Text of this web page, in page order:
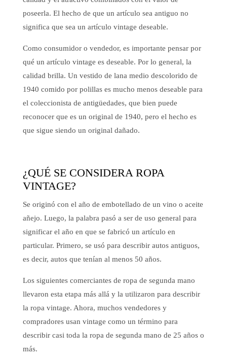
poseerla. El hecho de que un artículo sea antiguo no
significa que sea un artículo vintage deseable.
Como consumidor o vendedor, es importante pensar por
qué un artículo vintage es deseable. Por lo general, la
calidad brilla. Un vestido de lana medio descolorido de
1940 comido por polillas es mucho menos deseable para
el coleccionista de antigüedades, que bien puede
reconocer que es un original de 1940, pero el hecho es
que sigue siendo un original dañado.
¿QUÉ SE CONSIDERA ROPA
VINTAGE?
Se originó con el año de embotellado de un vino o aceite
añejo. Luego, la palabra pasó a ser de uso general para
significar el año en que se fabricó un artículo en
particular. Primero, se usó para describir autos antiguos,
es decir, autos que tenían al menos 50 años.
Los siguientes comerciantes de ropa de segunda mano
llevaron esta etapa más allá y la utilizaron para describir
la ropa vintage. Ahora, muchos vendedores y
compradores usan vintage como un término para
describir casi toda la ropa de segunda mano de 25 años o
más.